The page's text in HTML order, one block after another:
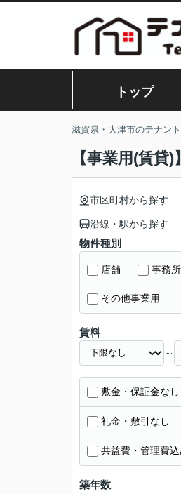
トップ
滋賀県・大津市のテナン
【事業用(賃貸
市区町村から探す
沿線・駅から探す
物件種別
店舗 事務所
その他事業用
賃料
～
敷金・保証金なし
礼金・敷引なし
共益費・管理費
築年数